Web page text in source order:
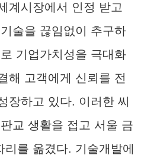
계시장에서 인정 받고
술을 끊임없이 추구하
기업가치성을 극대화
해 고객에게 신뢰를 전
장하고 있다. 이러한 씨
교 생활을 접고 서울 금
를 옮겼다. 기술개발에